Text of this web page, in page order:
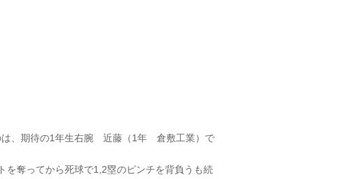
は、期待の1年生右腕 近藤（1年 倉敷工業）で
奪ってから死球で1,2塁のピンチを背負うも続